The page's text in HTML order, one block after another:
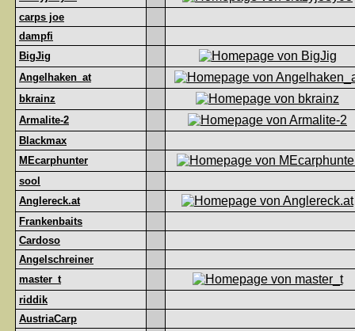
carps joe
dampfi
BigJig
Angelhaken_at
bkrainz
Armalite-2
Blackmax
MEcarphunter
sool
Anglereck.at
Frankenbaits
Cardoso
Angelschreiner
master_t
riddik
AustriaCarp